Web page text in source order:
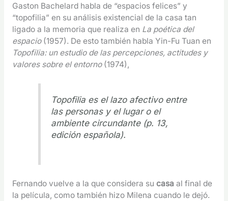
Gaston Bachelard habla de “espacios felices” y
“topofilia” en su análisis existencial de la casa tan
ligado a la memoria que realiza en La poética del
espacio(1957). De esto también habla Yin-Fu Tuan en
Topofilia: un estudio de las percepciones, actitudes y
valores sobre el entorno(1974),
Topofilia es el lazo afectivo entre
las personas y el lugar o el
ambiente circundante (p. 13,
edición española).
Fernando vuelve a la que considera su casa al final de
la película, como también hizo Milena cuando le dejó.